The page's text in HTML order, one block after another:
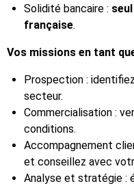
Solidité bancaire :
française.
Vos missions en tant
Prospection :
secteur.
Commercialisation :
conditions.
Accompagnement
et conseillez avec
Analyse et stratégie :